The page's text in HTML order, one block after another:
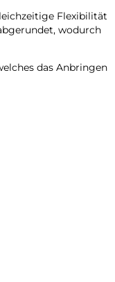
Flexibilität
wodurch
das Anbringen